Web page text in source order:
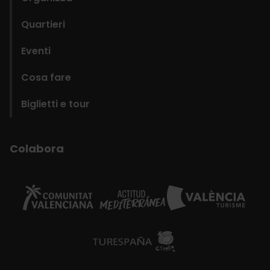
Quartieri
Eventi
Cosa fare
Biglietti e tour
Colabora